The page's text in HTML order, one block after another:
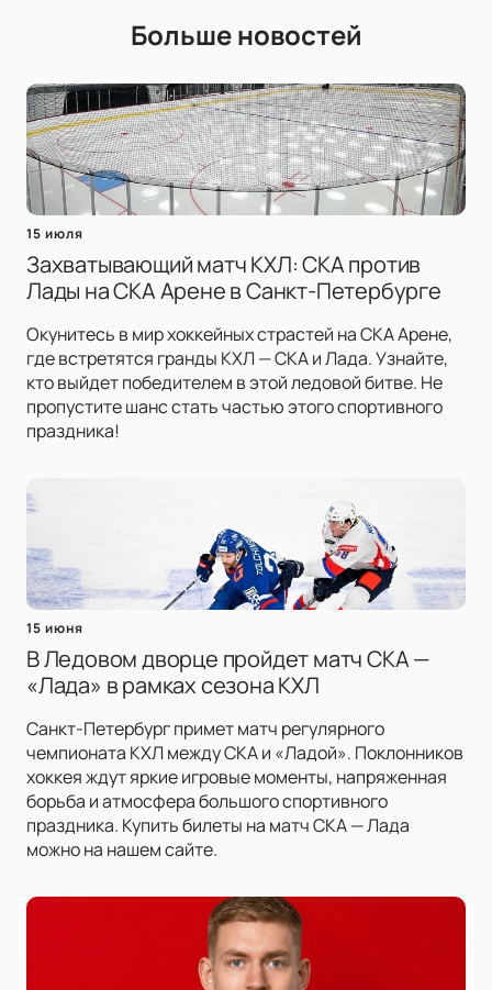
Больше новостей
15 июля
Захватывающий матч КХЛ: СКА против
Лады на СКА Арене в Санкт-Петербурге
Окунитесь в мир хоккейных страстей на СКА Арене,
где встретятся гранды КХЛ — СКА и Лада. Узнайте,
кто выйдет победителем в этой ледовой битве. Не
пропустите шанс стать частью этого спортивного
праздника!
15 июня
В Ледовом дворце пройдет матч СКА —
«Лада» в рамках сезона КХЛ
Санкт-Петербург примет матч регулярного
чемпионата КХЛ между СКА и «Ладой». Поклонников
хоккея ждут яркие игровые моменты, напряженная
борьба и атмосфера большого спортивного
праздника. Купить билеты на матч СКА — Лада
можно на нашем сайте.